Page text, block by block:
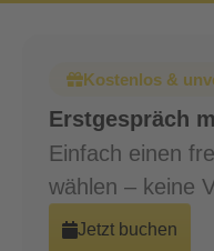
Kostenlos &
Erstgespräch
Einfach einen
wählen – keine
Jetzt buchen